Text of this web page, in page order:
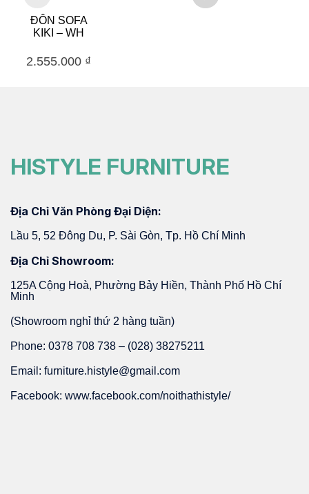
ĐÔN SOFA
KIKI – WH
2.555.000 ₫
HISTYLE FURNITURE
Địa Chỉ Văn Phòng Đại Diện:
Lầu 5, 52 Đông Du, P. Sài Gòn, Tp. Hồ Chí Minh
Địa Chỉ Showroom:
125A Cộng Hoà, Phường Bảy Hiền, Thành Phố Hồ Chí
Minh
(Showroom nghỉ thứ 2 hàng tuần)
Phone: 0378 708 738 – (028) 38275211
Email: furniture.histyle@gmail.com
Facebook: www.facebook.com/noithathistyle/